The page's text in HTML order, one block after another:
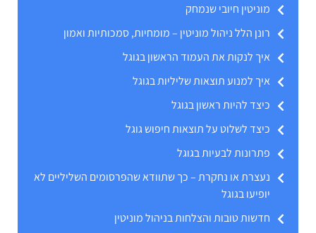
מוניטין חיובי שנמחק
רונן הלל ניהול מוניטין – מומחיות, סמכותיות ואמון
איך לנקות את העמוד הראשון בגוגל
איך למנוע תוצאות שליליות בגוגל
כיצד להיות ראשון בגוגל
כיצד לשלוט על תוצאות חיפוש גוגל
פתרונות לבעיות בגוגל
נעצרת או נחקרת – כך שתוודא שהפרסומים השליליים לא
יופיעו בגוגל
חדשות טובות והצלחות בניהול מוניטין